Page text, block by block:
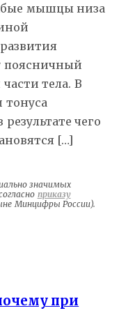
мышцы низа
поясничный
тела. В
тонуса
чего
[…]
значимых
приказу
Минцифры России).
при